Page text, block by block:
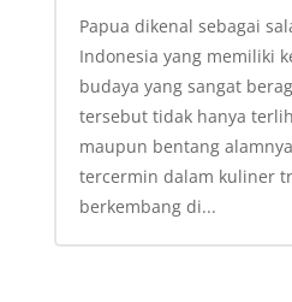
Papua dikenal sebagai
Indonesia yang memiliki
budaya yang sangat
tersebut tidak hanya
maupun bentang
tercermin dalam kuliner
berkembang di...